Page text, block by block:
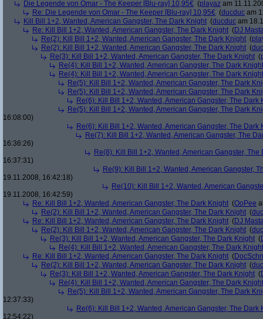
Die Legende von Omar - The Keeper [Blu-ray] 10,95€ (playaz am
Re: Die Legende von Omar - The Keeper [Blu-ray] 10,95€ (ducduc am
Kill Bill 1+2, Wanted, American Gangster, The Dark Knight (ducduc am
Re: Kill Bill 1+2, Wanted, American Gangster, The Dark Knight (DJ
Re(2): Kill Bill 1+2, Wanted, American Gangster, The Dark Knight (
Re(2): Kill Bill 1+2, Wanted, American Gangster, The Dark Knight (
Re(3): Kill Bill 1+2, Wanted, American Gangster, The Dark Knight (
Re(4): Kill Bill 1+2, Wanted, American Gangster, The Dark Knight
Re(4): Kill Bill 1+2, Wanted, American Gangster, The Dark Knight
Re(5): Kill Bill 1+2, Wanted, American Gangster, The Dark
Re(5): Kill Bill 1+2, Wanted, American Gangster, The Dark
Re(6): Kill Bill 1+2, Wanted, American Gangster, The Dark
Re(5): Kill Bill 1+2, Wanted, American Gangster, The Dark
16:08:00)
Re(6): Kill Bill 1+2, Wanted, American Gangster, The Dark
Re(7): Kill Bill 1+2, Wanted, American Gangster, The
16:36:26)
Re(8): Kill Bill 1+2, Wanted, American Gangster, The
16:37:31)
Re(9): Kill Bill 1+2, Wanted, American Gangster,
19.11.2008, 16:42:18)
Re(10): Kill Bill 1+2, Wanted, American
19.11.2008, 16:42:59)
Re: Kill Bill 1+2, Wanted, American Gangster, The Dark Knight (OoPee
Re(2): Kill Bill 1+2, Wanted, American Gangster, The Dark Knight (
Re: Kill Bill 1+2, Wanted, American Gangster, The Dark Knight (DJ
Re(2): Kill Bill 1+2, Wanted, American Gangster, The Dark Knight (
Re(3): Kill Bill 1+2, Wanted, American Gangster, The Dark Knight (
Re(4): Kill Bill 1+2, Wanted, American Gangster, The Dark Knight
Re: Kill Bill 1+2, Wanted, American Gangster, The Dark Knight (
Re(2): Kill Bill 1+2, Wanted, American Gangster, The Dark Knight (
Re(3): Kill Bill 1+2, Wanted, American Gangster, The Dark Knight (
Re(4): Kill Bill 1+2, Wanted, American Gangster, The Dark Knight
Re(5): Kill Bill 1+2, Wanted, American Gangster, The Dark
12:37:33)
Re(6): Kill Bill 1+2, Wanted, American Gangster, The Dark
12:54:22)